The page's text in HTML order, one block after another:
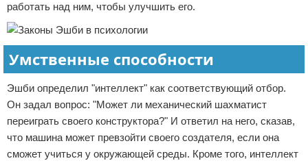
работать над ним, чтобы улучшить его.
Умственные способности
Эшби определил "интеллект" как соответствующий отбор.
Он задал вопрос: "Может ли механический шахматист
переиграть своего конструктора?" И ответил на него, сказав,
что машина может превзойти своего создателя, если она
сможет учиться у окружающей среды. Кроме того, интеллект